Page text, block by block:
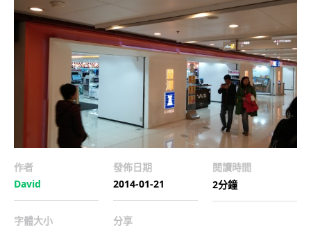
作者
David
發佈日期
2014-01-21
閱讀時間
2分鐘
字體大小 分享